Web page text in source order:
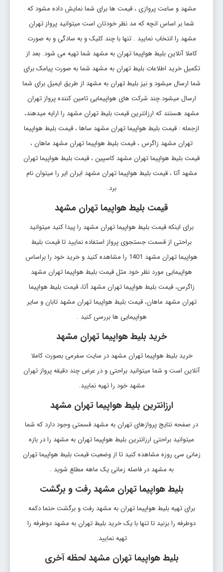
بلیط تهران مشهد
تهران
THR
مشهد
MHD
قیمت:
60,600,000 ریال
مشهد و ساعت پروازی ، قیمت ها برای شما نمایش داده مشود که
شما بر اساس انچه که مد نظر خودتان است میتوانید پرواز تهران
مشهد را انتخاب نمایید . تنها با چند کلیک و به سادگی و به صورت
کاملا آنلاین بلیط هواپیما تهران به مشهد شما تهیه می شود. بعد از
تکمیل خرید اطلاعات بلیط تهران به مشهد شما به صورت پیامک برای
شما ارسال میشود و نیز بلیط تهران به مشهد از طریق ایمیل برای شما
ارسال میشود.چند شرکت های هواپیمایی تامین کننده پرواز تهران
مشهد هستند که ارزانترین قیمت بلیط تهران مشهد را ارایه میدهند،
ازجمله : قیمت بلیط هواپیما تهران مشهد ساها ، قیمت بلیط هواپیما
تهران مشهد زاگرس ، قیمت بلیط هواپیما تهران مشهد ماهان ،
قیمت بلیط هواپیما تهران مشهد کاسپین ، قیمت بلیط هواپیما تهران
مشهد آتا ، قیمت بلیط هواپیما تهران مشهد ایران ایر را میتوان نام
برد.
قیمت بلیط هواپیما تهران مشهد
برای اینکه قیمت بلیط هواپیما تهران مشهد را پیدا کنید میتوانید
براحتی از قسمت جستجوی پرواز استفاده نمایید تا قیمت بلیط
هواپیما تهران مشهد 1401 را مشاهده کنید و خرید خود را براساس
هواپیمایی مورد نظر خود مثل قیمت بلیط هواپیما تهران مشهد
زاگرس، قیمت بلیط هواپیما تهران مشهد آتا، قیمت بلیط هواپیما
تهران مشهد ماهان، قیمت بلیط هواپیما تهران مشهد تابان و سایر
هواپیمایی ها بررسی کنید .
خرید بلیط هواپیما تهران مشهد
خرید بلیط هواپیما تهران مشهد در سایت سفرمی بصورت کاملا
آنلاین است و شما میتوانید براحتی و در عرض چند دقیقه پرواز تهران
مشهد خود را تهیه نمایید.
ارزانترین بلیط هواپیما تهران مشهد
در صفحه نتایج پروازهای تهران به مشهد قسمتی وجود دارد که شما
میتوانید براحتی ارزانترین بلیط هواپیما تهران به مشهد را در بازه
زمانی سی روزه مشاهده کنید تا از وضعیت قیمت بلیط هواپیما تهران
به مشهد در فاصله زمانی یک ماهه مطلع شوید .
بلیط هواپیما تهران مشهد رفت و برگشت
برای تهیه بلیط هواپیما تهران به مشهد رفت و برگشت حتما دکمه
دوطرفه را بزنید تا تنها با یک خرید بلیط تهران به مشهد دوطرفه را
تهیه نمایید.
بلیط هواپیما تهران مشهد لحظه آخری